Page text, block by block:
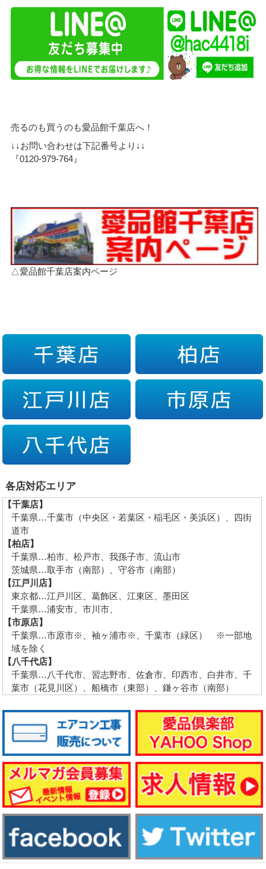
売るのも買うのも愛品館千葉店へ！
↓↓お問い合わせは下記番号より↓↓
『0120-979-764』
△愛品館千葉店案内ページ
各店対応エリア
【千葉店】
千葉県…千葉市（中央区・若葉区・稲毛区・美浜区）、四街
道市
【柏店】
千葉県…柏市、松戸市、我孫子市、流山市
茨城県…取手市（南部）、守谷市（南部）
【江戸川店】
東京都…江戸川区、葛飾区、江東区、墨田区
千葉県…浦安市、市川市、
【市原店】
千葉県…市原市※、袖ヶ浦市※、千葉市（緑区） ※一部地
域を除く
【八千代店】
千葉県…八千代市、習志野市、佐倉市、印西市、白井市、千
葉市（花見川区）、船橋市（東部）、鎌ヶ谷市（南部）